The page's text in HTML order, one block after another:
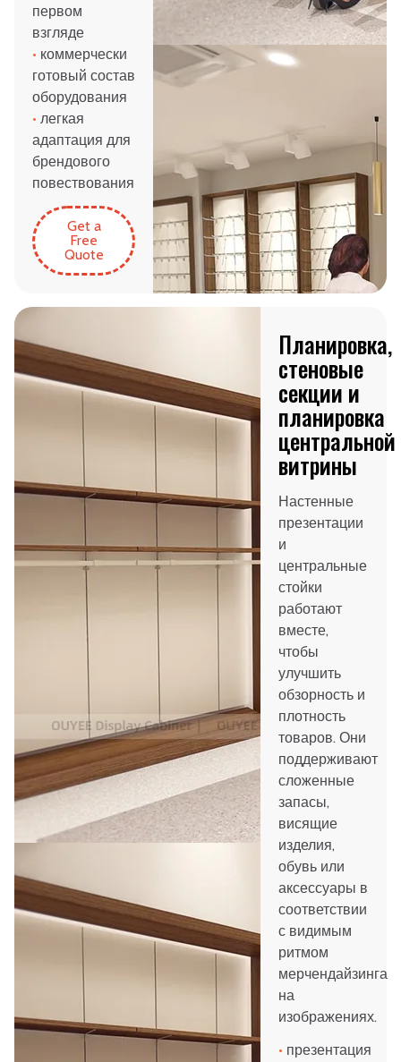
первом
взгляде
• коммерчески
готовый состав
оборудования
• легкая
адаптация для
брендового
повествования
Get a
Free
Quote
Планировка,
стеновые
секции и
планировка
центральной
витрины
Настенные
презентации
и
центральные
стойки
работают
вместе,
чтобы
улучшить
обзорность и
плотность
товаров. Они
поддерживают
сложенные
запасы,
висящие
изделия,
обувь или
аксессуары в
соответствии
с видимым
ритмом
мерчендайзинга
на
изображениях.
• презентация